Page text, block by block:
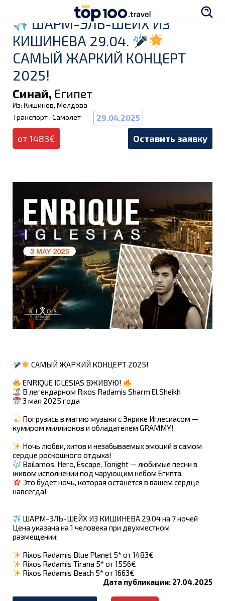
ШАРМ-ЭЛЬ-ШЕЙХ ИЗ
КИШИНЕВА 29.04.
САМЫЙ ЖАРКИЙ КОНЦЕРТ
2025!
Синай, Египет
Из: Кишинев, Молдова
Транспорт : Самолет
29.04.2025
от 1483€ Оставить заявку
САМЫЙ ЖАРКИЙ КОНЦЕРТ 2025!
ENRIQUE IGLESIAS ВЖИВУЮ!
В легендарном Rixos Radamis Sharm El Sheikh
3 мая 2025 года
Погрузись в магию музыки с Энрике Иглесиасом —
кумиром миллионов и обладателем GRAMMY!
Ночь любви, хитов и незабываемых эмоций в самом
сердце роскошного отдыха!
Bailamos, Hero, Escape, Tonight — любимые песни в
живом исполнении под чарующим небом Египта.
Это будет ночь, которая останется в вашем сердце
навсегда!
ШАРМ-ЭЛЬ-ШЕЙХ ИЗ КИШИНЕВА 29.04 на 7 ночей
Цена указана на 1 человека при двухместном
размещении:
Rixos Radamis Blue Planet 5* от 1483€
Rixos Radamis Tirana 5* от 1556€
Rixos Radamis Beach 5* от 1663€
Дата публикации: 27.04.2025